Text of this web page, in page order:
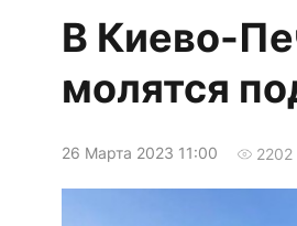
В Киево-
молятся
26 Марта 2023 11:00 2202